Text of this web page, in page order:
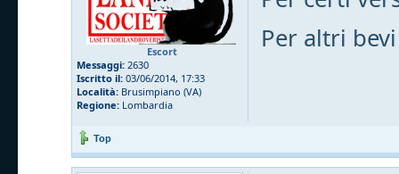
Escort
Messaggi: 2630
Iscritto il: 03/06/2014, 17:33
Località: Brusimpiano (VA)
Regione: Lombardia
Per altri bevi
Top